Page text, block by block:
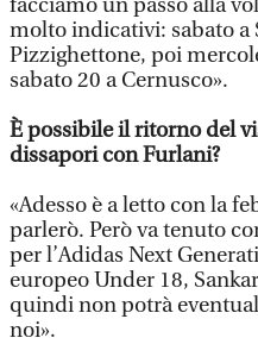
facciamo un passo alla
molto indicativi: sabato a
Pizzighettone, poi
sabato 20 a Cernusco».
È possibile il ritorno del
dissapori con Furlani?
«Adesso è a letto con la
parlerò. Però va tenuto
per l’Adidas Next
europeo Under 18,
quindi non potrà
noi».